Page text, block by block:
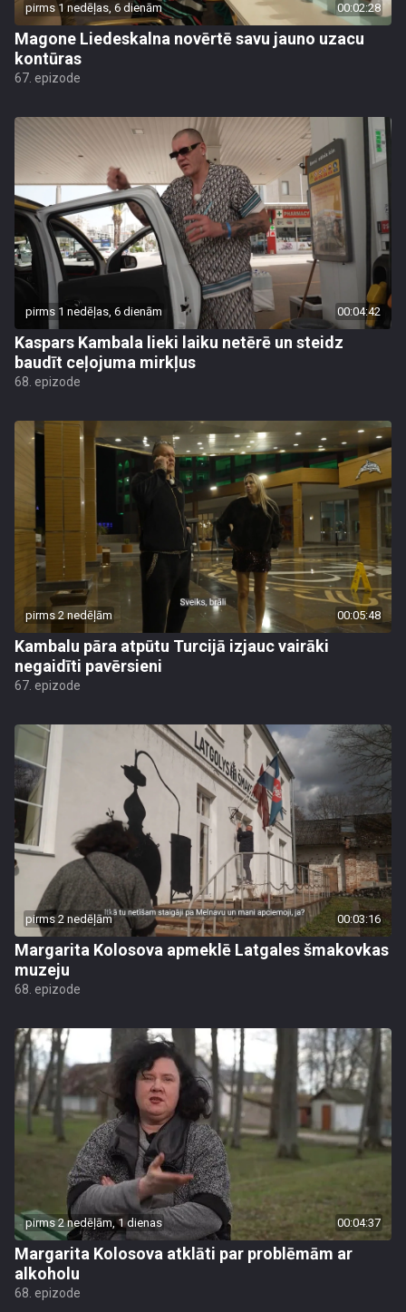
pirms 1 nedēļas, 6 dienām 00:02:28
Magone Liedeskalna novērtē savu jauno uzacu
kontūras
67. epizode
pirms 1 nedēļas, 6 dienām 00:04:42
Kaspars Kambala lieki laiku netērē un steidz
baudīt ceļojuma mirkļus
68. epizode
pirms 2 nedēļām 00:05:48
Kambalu pāra atpūtu Turcijā izjauc vairāki
negaidīti pavērsieni
67. epizode
pirms 2 nedēļām 00:03:16
Margarita Kolosova apmeklē Latgales šmakovkas
muzeju
68. epizode
pirms 2 nedēļām, 1 dienas 00:04:37
Margarita Kolosova atklāti par problēmām ar
alkoholu
68. epizode